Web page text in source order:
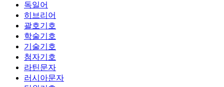
독일어
히브리어
괄호기호
학술기호
기술기호
첨자기호
라틴문자
러시아문자